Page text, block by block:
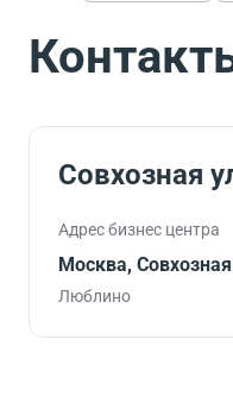
Совхозная
Адрес бизнес центра
Москва,
Люблино